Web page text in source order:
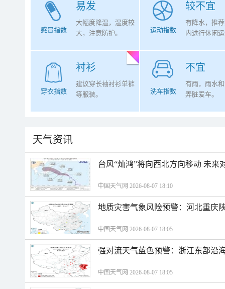
易发
感冒指数
大幅度降温，湿度较
大，注意防护。
较不宜
运动指数
有降水，推
内进行休闲
衬衫
穿衣指数
建议穿长袖衬衫单裤
等服装。
不宜
洗车指数
有雨，雨水
弄脏爱车。
天气资讯
台风“灿鸿”将向西北方向移动 未来
中国天气网 2026-08-07 18:10
地质灾害气象风险预警：河北重庆
中国天气网 2026-08-07 18:05
强对流天气蓝色预警：浙江东部沿
中国天气网 2026-08-07 18:05